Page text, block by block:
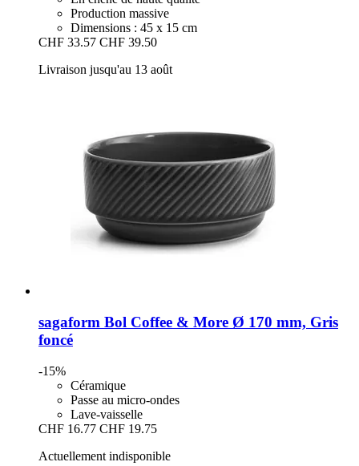
Production massive
Dimensions : 45 x 15 cm
CHF 33.57 CHF 39.50
Livraison jusqu'au 13 août
sagaform Bol Coffee & More Ø 170 mm, Gris
foncé
-15%
Céramique
Passe au micro-ondes
Lave-vaisselle
CHF 16.77 CHF 19.75
Actuellement indisponible